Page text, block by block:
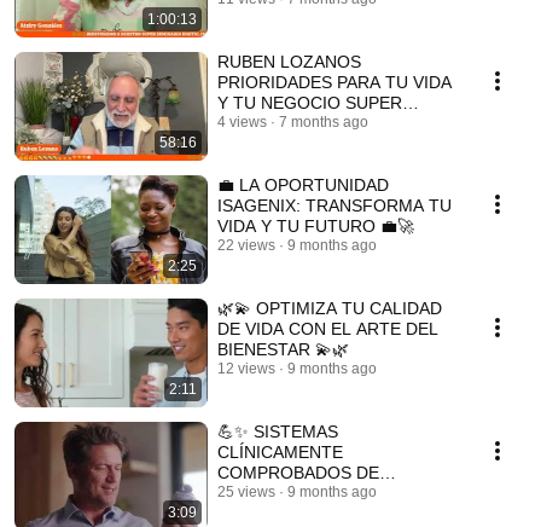
1:00:13
58:16
RUBEN LOZANOS
PRIORIDADES PARA TU VIDA
Y TU NEGOCIO SUPER
SEMINARIO
4 views 7 months ago
2:25
💼 LA OPORTUNIDAD
ISAGENIX: TRANSFORMA TU
VIDA Y TU FUTURO 💼🚀
22 views 9 months ago
2:11
🌿💫 OPTIMIZA TU CALIDAD
DE VIDA CON EL ARTE DEL
BIENESTAR 💫🌿
12 views 9 months ago
3:09
💪✨ SISTEMAS
CLÍNICAMENTE
COMPROBADOS DE
ISAGENIX EXPLICADOS ✨💪
25 views 9 months ago